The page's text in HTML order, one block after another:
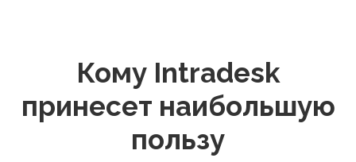
Кому Intradesk
принесет наибольшую
пользу